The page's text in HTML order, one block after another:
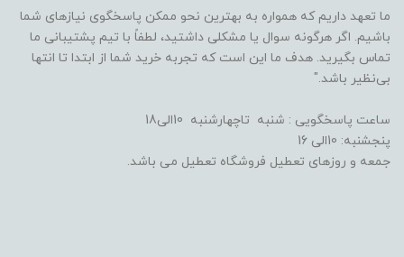
ما تعهد داریم که همواره به بهترین نحو ممکن پاسخگوی نیازهای شما
باشیم. اگر هرگونه سوال یا مشکلی داشتید، لطفاً با تیم پشتیبانی ما
تماس بگیرید. هدف ما این است که تجربه خرید شما از ابتدا تا انتها
بی‌نظیر باشد."
ساعت پاسخگویی : شنبه تاچهارشنبه 10الی18
پنجشنبه: 10الی 16
جمعه و روزهای تعطیل فروشگاه تعطیل می باشد.